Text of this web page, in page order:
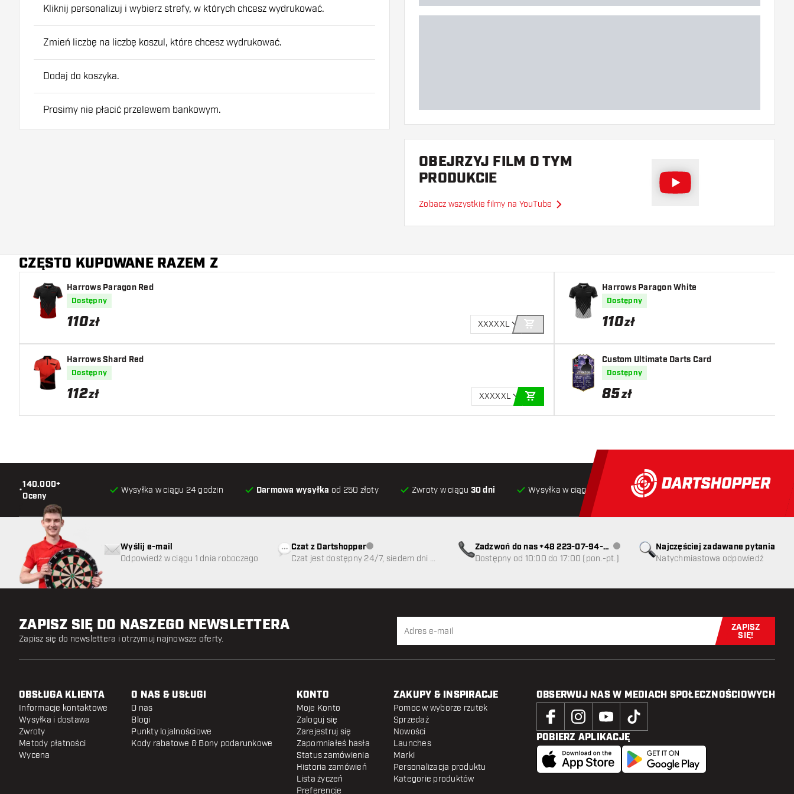
Kliknij personalizuj i wybierz strefy, w których chcesz wydrukować.
Zmień liczbę na liczbę koszul, które chcesz wydrukować.
Dodaj do koszyka.
Prosimy nie płacić przelewem bankowym.
Nadruk koszulek można zwrócić tylko w przypadku wad fabrycznych.
Umieszczenie logo na koszulki może się różnić o kilka cm.
OBEJRZYJ FILM O TYM
PRODUKCIE
Zobacz wszystkie filmy na YouTube
CZĘSTO KUPOWANE RAZEM Z
Harrows Paragon Red
Dostępny
110zł XXXXXL
DODAJ DO KOSZYKA
Harrows Shard Red
Dostępny
112zł XXXXXL
Harrows Paragon White
Dostępny
110zł
Custom Ultimate Darts Card
Dostępny
85zł
•
140.000+
Oceny
Wysyłka w ciągu 24 godzin Darmowa wysyłka od 250 złoty Zwroty w ciągu 30 dni Wysyłka w ciągu 24 godzin Darmowa wysyłka od 250 złoty
Najczęściej zadawane pytania
Natychmiastowa odpowiedź
Wyślij e-mail
Odpowiedź w ciągu 1 dnia roboczego
Czat z DartshopperObsługa klienta niedostępna
Czat jest dostępny 24/7, siedem dni w
Zadzwoń do nas +48 223-07-94-
89
Obsługa klienta niedostępna
Dostępny od 10:00 do 17:00 (pon.-pt.)
ZAPISZ SIĘ DO NASZEGO NEWSLETTERA
Zapisz się do newslettera i otrzymuj najnowsze oferty.
Zapisz się
ZAPISZ
SIĘ!
OBSŁUGA KLIENTA
Informacje kontaktowe
Wysyłka i dostawa
Zwroty
Metody płatności
Wycena
O NAS & USŁUGI
O nas
Blogi
Punkty lojalnościowe
Kody rabatowe & Bony podarunkowe
KONTO
Moje Konto
Zaloguj się
Zarejestruj się
Zapomniałeś hasła
Status zamówienia
Historia zamówień
Lista życzeń
Preferencje
ZAKUPY & INSPIRACJE
Pomoc w wyborze rzutek
Sprzedaż
Nowości
Launches
Marki
Personalizacja produktu
Kategorie produktów
OBSERWUJ NAS W MEDIACH SPOŁECZNOŚCIOWYCH
POBIERZ APLIKACJĘ